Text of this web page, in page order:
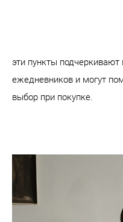
эти пункты
ежедневников и могут
выбор при покупке.